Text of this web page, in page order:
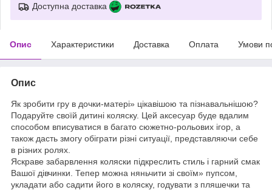
Доступна доставка
Опис Характеристики Доставка Оплата Умови
Опис
Як зробити гру в дочки-матері» цікавішою та пізнавальнішою?
Подаруйте своїй дитині коляску. Цей аксесуар буде вдалим
способом вписуватися в багато сюжетно-рольових ігор, а
також дасть змогу обіграти різні ситуації, представляючи себе
в різних ролях.
Яскраве забарвлення коляски підкреслить стиль і гарний смак
Вашої дівчинки. Тепер можна няньчити зі своїм» пупсом,
укладати або садити його в коляску, годувати з пляшечки та